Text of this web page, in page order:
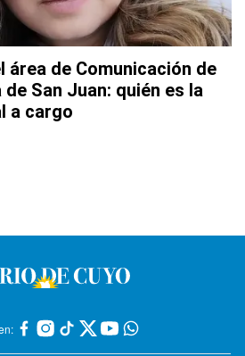
área de Comunicación de
San Juan: quién es la
a cargo